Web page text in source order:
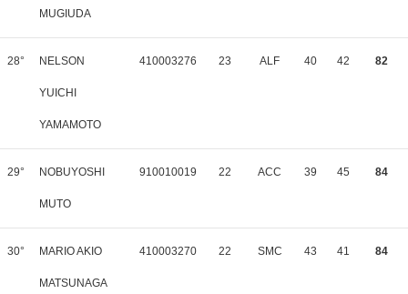
MUGIUDA
28° NELSON
YUICHI
YAMAMOTO
410003276 23 ALF 40 42 82
29° NOBUYOSHI
MUTO
910010019 22 ACC 39 45 84
30° MARIO AKIO
MATSUNAGA
410003270 22 SMC 43 41 84